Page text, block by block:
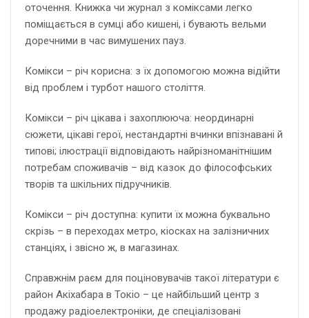
оточення. Книжка чи журнал з коміксами легко
поміщається в сумці або кишені, і бувають вельми
доречними в час вимушених пауз.
Комікси – річ корисна: з їх допомогою можна відійти
від проблем і турбот нашого століття.
Комікси – річ цікава і захоплююча: неординарні
сюжети, цікаві герої, нестандартні вчинки впізнавані й
типові; ілюстрації відповідають найрізноманітнішим
потребам споживачів – від казок до філософських
творів та шкільних підручників.
Комікси – річ доступна: купити їх можна буквально
скрізь – в переходах метро, кіосках на залізничних
станціях, і звісно ж, в магазинах.
Справжнім раєм для поціновувачів такої літератури є
район Акіхабара в Токіо – це найбільший центр з
продажу радіоелектроніки, де спеціалізовані